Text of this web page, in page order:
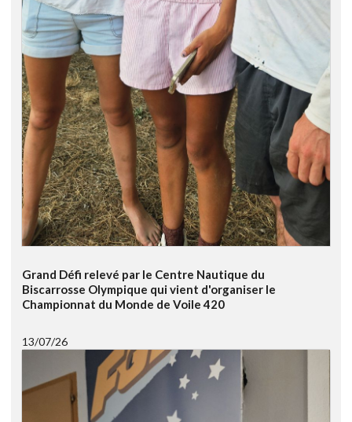
Grand Défi relevé par le Centre Nautique du
Biscarrosse Olympique qui vient d'organiser le
Championnat du Monde de Voile 420
13/07/26